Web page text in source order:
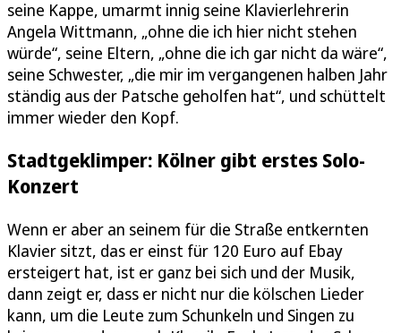
seine Kappe, umarmt innig seine Klavierlehrerin
Angela Wittmann, „ohne die ich hier nicht stehen
würde“, seine Eltern, „ohne die ich gar nicht da wäre“,
seine Schwester, „die mir im vergangenen halben Jahr
ständig aus der Patsche geholfen hat“, und schüttelt
immer wieder den Kopf.
Stadtgeklimper: Kölner gibt erstes Solo-
Konzert
Wenn er aber an seinem für die Straße entkernten
Klavier sitzt, das er einst für 120 Euro auf Ebay
ersteigert hat, ist er ganz bei sich und der Musik,
dann zeigt er, dass er nicht nur die kölschen Lieder
kann, um die Leute zum Schunkeln und Singen zu